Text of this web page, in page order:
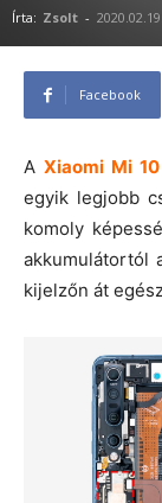
Írta: Zsolt - 2020.02.19.
Facebook
AXiaomi Mi
egyik legjobb
komoly
akkumulátortól
kijelzőn át